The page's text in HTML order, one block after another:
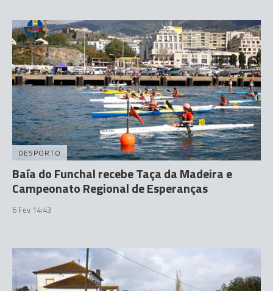
DESPORTO
Baía do Funchal recebe Taça da Madeira e
Campeonato Regional de Esperanças
6 Fev 14:43